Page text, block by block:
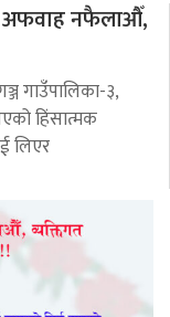
अफवाह नफैलाऔँ,
गाउँपालिका-३,
हिंसात्मक
लिएर